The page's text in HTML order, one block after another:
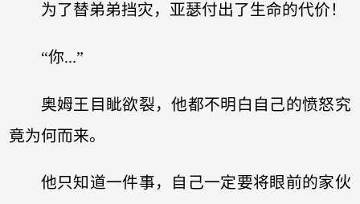
为了替弟弟挡灾，亚瑟付出了生命的代价！
“你...”
奥姆王目眦欲裂，他都不明白自己的愤怒究
竟为何而来。
他只知道一件事，自己一定要将眼前的家伙